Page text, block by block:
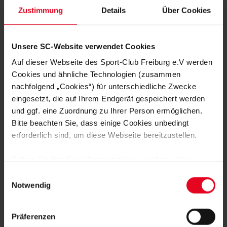
Zustimmung Details Über Cookies
Unsere SC-Website verwendet Cookies
Auf dieser Webseite des Sport-Club Freiburg e.V werden
Cookies und ähnliche Technologien (zusammen
nachfolgend „Cookies“) für unterschiedliche Zwecke
eingesetzt, die auf Ihrem Endgerät gespeichert werden
und ggf. eine Zuordnung zu Ihrer Person ermöglichen.
Bitte beachten Sie, dass einige Cookies unbedingt
erforderlich sind, um diese Webseite bereitzustellen.
Daten von Ihnen (z.B. persönlichen Identifikatoren oder
IP-Adressen) verarbeitet werden. Durch Klicken auf den
Speicherung aller aufgeführten Cookies und der
Notwendig
Präferenzen
(muskuläre Probleme). Im letzten Testspiel bei der U21 des FC
Basel am vergangenen Wochenende stand in der
Angreifer hatte vor knapp einem Jahr einen Kreuzbandriss
„Wir sind froh, dass es wieder losgeht“, sagte Bernhard Weis
nach der sechswöchigen Vorbereitungsphase. „Wir wollen am
Mittwoch im ersten Punktspiel griffig sein, aktiv verteidigen
und auch selbst unsere Momente suchen.“
Dirk Rohde